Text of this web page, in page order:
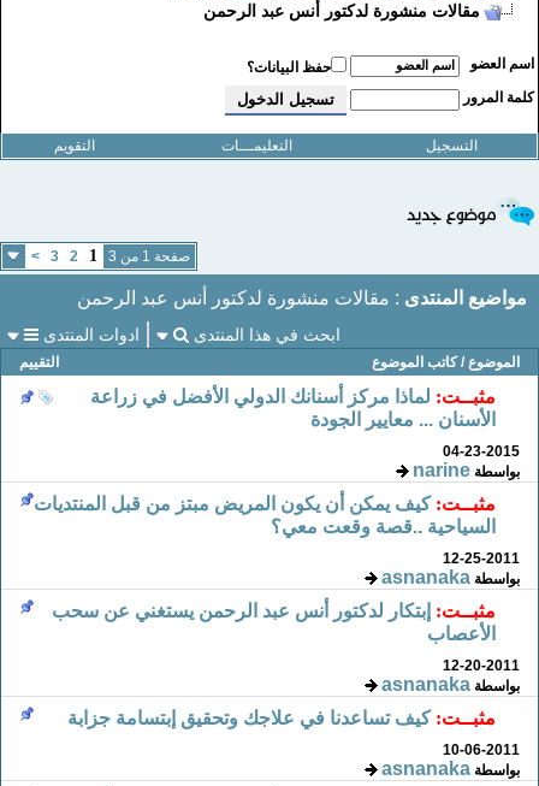
مقالات منشورة لدكتور أنس عبد الرحمن
العضو
حفظ البيانات؟
المرور
التسجيل التعليمـــات التقويم
صفحة 1 من 3 2
3
>
مواضيع المنتدى: مقالات منشورة لدكتور أنس عبد الرحمن
ادوات المنتدى ابحث في هذا المنتدى
التقييم الموضوع/ كاتب الموضوع
مثبــت: لماذا مركز أسنانك الدولي الأفضل في زراعة
الأسنان ... معايير الجودة
04-23-2015
بواسطةnarine
مثبــت: كيف يمكن أن يكون المريض مبتز من قبل المنتديات
السياحية ..قصة وقعت معي؟
12-25-2011
بواسطةasnanaka
مثبــت: إبتكار لدكتور أنس عبد الرحمن يستغني عن سحب
الأعصاب
12-20-2011
بواسطةasnanaka
مثبــت: كيف تساعدنا في علاجك وتحقيق إبتسامة جزابة
10-06-2011
بواسطةasnanaka